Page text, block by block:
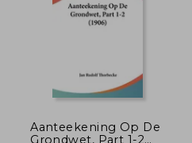
Aanteekening Op De
Grondwet, Part 1-2